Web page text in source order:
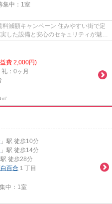
中： 1室
減額キャンペーン 住みやすい街で定
した設備と安心のセキュリティが魅力
費 2,000円)
：0ヶ月
」駅 徒歩10分
」駅 徒歩14分
駅 徒歩28分
白百合 １丁目
中： 1室